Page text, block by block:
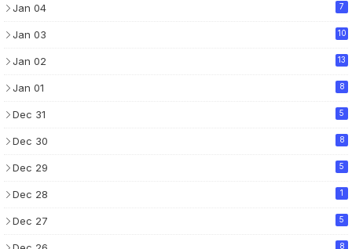
Jan 04 7
Jan 03 10
Jan 02 13
Jan 01 8
Dec 31 5
Dec 30 8
Dec 29 5
Dec 28 1
Dec 27 5
8